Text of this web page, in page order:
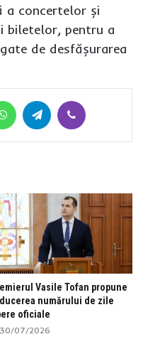
a concertelor și
biletelor, pentru a
de desfășurarea
WhatsAppTelegram
Vasile Tofan propune
numărului de zile
oficiale
30/07/2026